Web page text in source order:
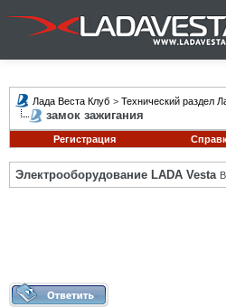
Лада Веста Клуб > Технический раздел
замок зажигания
Регистрация
Электрооборудование LADA Vesta